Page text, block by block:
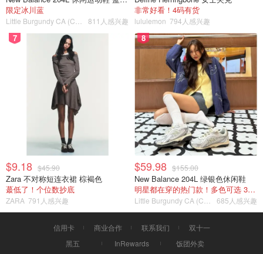
限定冰川蓝
Little Burgundy CA (CA） 811人感兴趣
非常好看！4码有货
lululemon 794人感兴趣
7
$9.18 $45.90
Zara 不对称短连衣裙 棕褐色
蕞低了！个位数抄底
ZARA 791人感兴趣
8
$59.98 $155.00
New Balance 204L 绿银色休闲鞋
明星都在穿的热门款！多色可选 3.8折
Little Burgundy CA (CA） 685人感兴趣
信用卡 商业合作 联系我们
双十一
黑五
InRewards 饭团外卖